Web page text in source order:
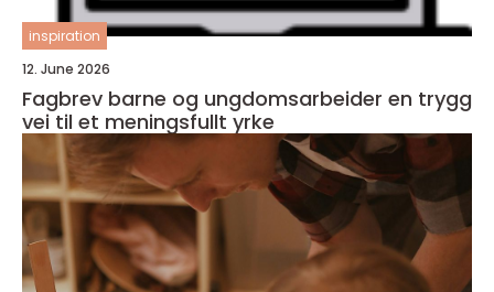
inspiration
12. June 2026
Fagbrev barne og ungdomsarbeider en trygg
vei til et meningsfullt yrke